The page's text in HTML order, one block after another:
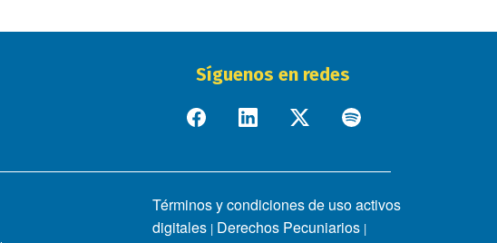
Síguenos en redes
Términos y condiciones de uso activos
digitales | Derechos Pecuniarios |